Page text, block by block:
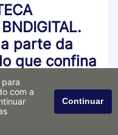
parte da
que confina
Gerais
as diversas
estas
com a
Continuar